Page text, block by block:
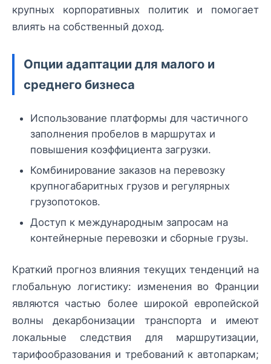
крупных корпоративных политик и помогает
влиять на собственный доход.
Опции адаптации для малого и
среднего бизнеса
Использование платформы для частичного
заполнения пробелов в маршрутах и
повышения коэффициента загрузки.
Комбинирование заказов на перевозку
крупногабаритных грузов и регулярных
грузопотоков.
Доступ к международным запросам на
контейнерные перевозки и сборные грузы.
Краткий прогноз влияния текущих тенденций на
глобальную логистику: изменения во Франции
являются частью более широкой европейской
волны декарбонизации транспорта и имеют
локальные следствия для маршрутизации,
тарифообразования и требований к автопаркам;